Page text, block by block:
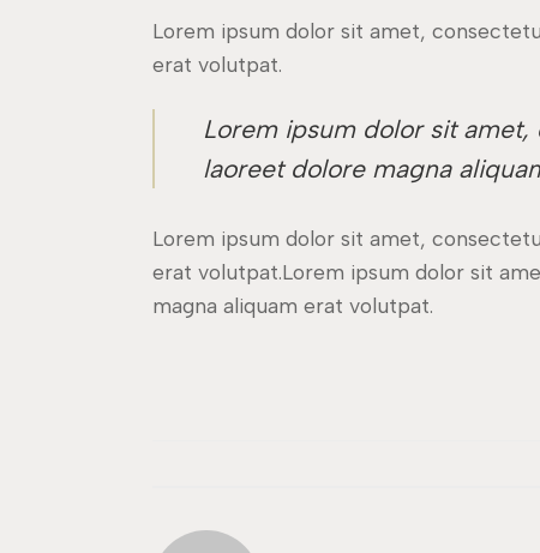
Lorem ipsum dolor sit amet,
erat volutpat.
Lorem ipsum dolor sit
laoreet dolore magna
Lorem ipsum dolor sit amet,
erat volutpat.Lorem ipsum dolor sit
magna aliquam erat volutpat.